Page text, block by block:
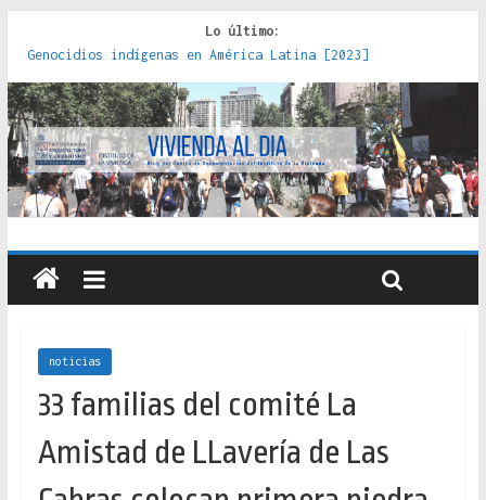
Lo último:
Genocidios indígenas en América Latina [2023]
Estudios sobre la espacialización de los Estados :
políticas, prácticas y representaciones [2022]
Donde el pedernal choca con el acero : hacia una teoría
crítica de las fronteras latinoamericanas [2020]
Criterios técnicos para una vivienda adecuada [2019]
Red de consultorios de la Caja del Seguro Obrero en
Santiago : un patrimonio emblemático [2014]
noticias
33 familias del comité La
Amistad de LLavería de Las